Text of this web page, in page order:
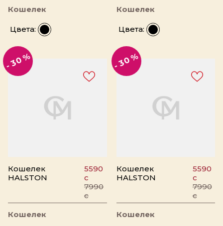
Кошелек
Цвета:
Кошелек
Цвета:
- 30 %
Кошелек
HALSTON
5590
c
7990
c
Кошелек
- 30 %
Кошелек
HALSTON
5590
c
7990
c
Кошелек